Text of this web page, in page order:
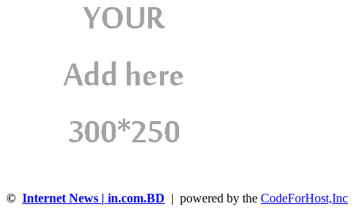
© Internet News | in.com.BD | powered by the CodeForHost,Inc